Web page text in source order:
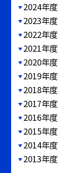
2024年度
2023年度
2022年度
2021年度
2020年度
2019年度
2018年度
2017年度
2016年度
2015年度
2014年度
2013年度